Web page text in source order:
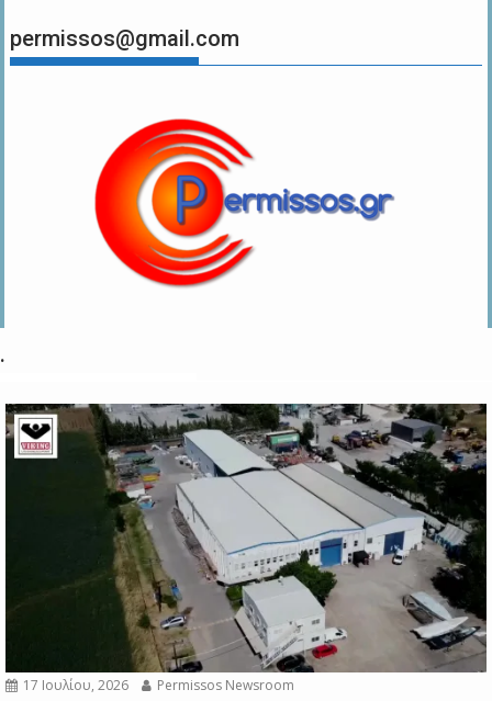
permissos@gmail.com
.
17 Ιουλίου, 2026 Permissos Newsroom